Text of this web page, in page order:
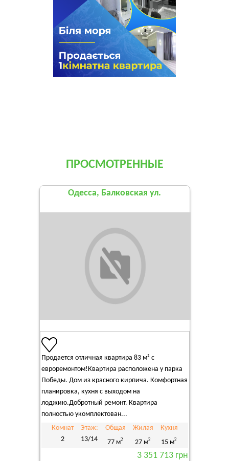
ПРОСМОТРЕННЫЕ
Одесса, Балковская ул.
Продается отличная квартира 83 м² с
евроремонтом!Квартира расположена у парка
Победы. Дом из красного кирпича. Комфортная
планировка, кухня с выходом на
лоджию.Добротный ремонт. Квартира
полностью укомплектован...
Комнат
2
Этаж:
13/14
Общая
77 м2
Жилая
27 м2
Кухня
15 м2
3 351 713 грн